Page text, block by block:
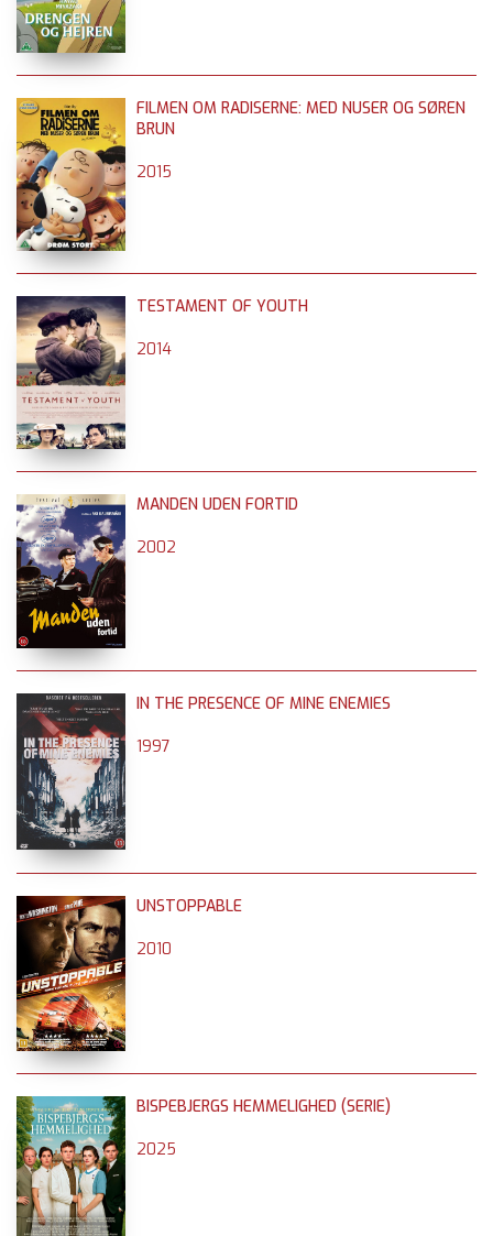
FILMEN OM RADISERNE: MED NUSER OG SØREN
BRUN
2015
TESTAMENT OF YOUTH
2014
MANDEN UDEN FORTID
2002
IN THE PRESENCE OF MINE ENEMIES
1997
UNSTOPPABLE
2010
BISPEBJERGS HEMMELIGHED (SERIE)
2025